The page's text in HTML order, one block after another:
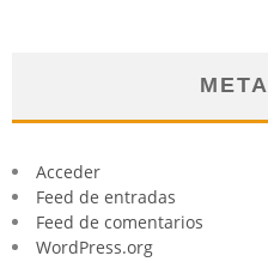
META
Acceder
Feed de entradas
Feed de comentarios
WordPress.org